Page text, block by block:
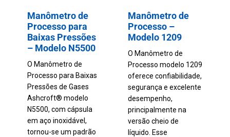
Manômetro de
Processo para
Baixas Pressões
– Modelo N5500
O Manômetro de
Processo para Baixas
Pressões de Gases
Ashcroft® modelo
N5500, com cápsula
em aço inoxidável,
tornou-se um padrão
Manômetro de
Processo –
Modelo 1209
O Manômetro de
Processo modelo 1209
oferece confiabilidade,
segurança e excelente
desempenho,
principalmente na
versão cheio de
líquido. Esse